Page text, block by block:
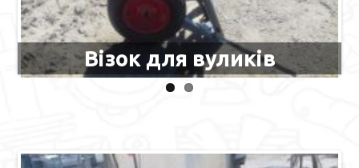
Візок для вуликів